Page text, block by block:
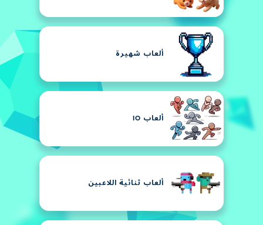
ألعاب شهيرة
ألعاب IO
ألعاب ثنائية اللاعبين